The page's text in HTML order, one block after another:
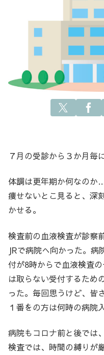
７月の受診から３か月毎
体調は更年期か何なのか
痩せないとこ見ると、深
かせる。
検査前の血液検査が診察
JRで病院へ向かった。
付が8時からで血液検査
は取らない受付するため
った。毎回思うけど、皆
１番をの方は何時の病院
病院もコロナ前と後では
検査では、時間の縛りが